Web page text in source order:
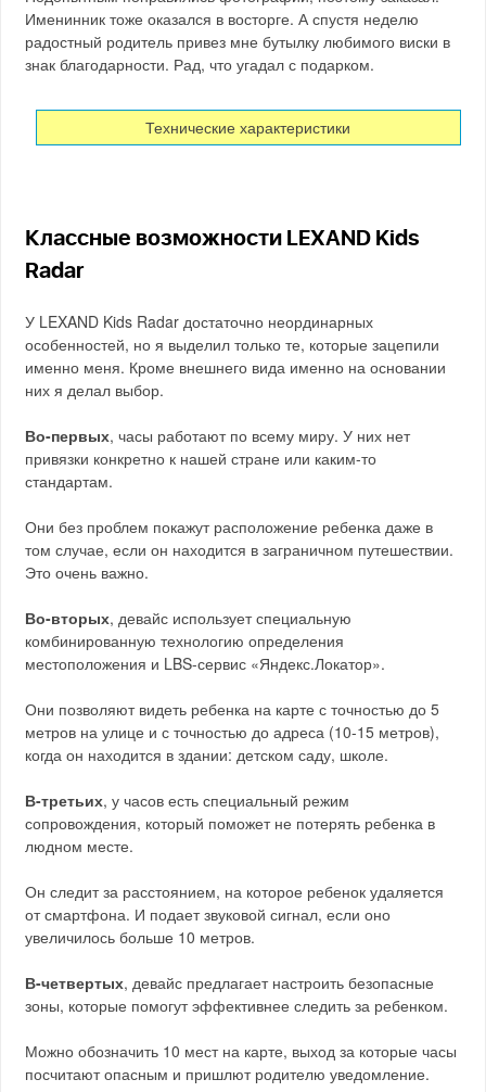
Именинник тоже оказался в восторге. А спустя неделю
радостный родитель привез мне бутылку любимого виски в
знак благодарности. Рад, что угадал с подарком.
Классные возможности LEXAND Kids
Radar
У LEXAND Kids Radar достаточно неординарных
особенностей, но я выделил только те, которые зацепили
именно меня. Кроме внешнего вида именно на основании
них я делал выбор.
Во-первых, часы работают по всему миру. У них нет
привязки конкретно к нашей стране или каким-то
стандартам.
Они без проблем покажут расположение ребенка даже в
том случае, если он находится в заграничном путешествии.
Это очень важно.
Во-вторых, девайс использует специальную
комбинированную технологию определения
местоположения и LBS-сервис «Яндекс.Локатор».
Они позволяют видеть ребенка на карте с точностью до 5
метров на улице и с точностью до адреса (10-15 метров),
когда он находится в здании: детском саду, школе.
В-третьих, у часов есть специальный режим
сопровождения, который поможет не потерять ребенка в
людном месте.
Он следит за расстоянием, на которое ребенок удаляется
от смартфона. И подает звуковой сигнал, если оно
увеличилось больше 10 метров.
В-четвертых, девайс предлагает настроить безопасные
зоны, которые помогут эффективнее следить за ребенком.
Можно обозначить 10 мест на карте, выход за которые часы
посчитают опасным и пришлют родителю уведомление.